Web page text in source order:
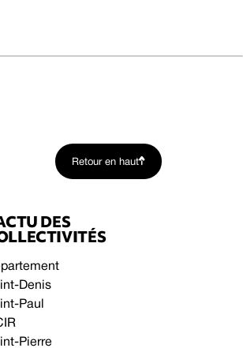
Retour en haut
DES
Denis
Paul
Pierre